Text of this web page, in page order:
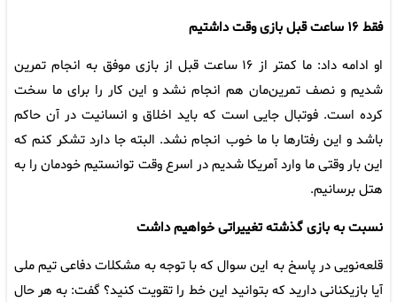
فقط ۱۶ ساعت قبل بازی وقت داشتیم
او ادامه داد: ما کمتر از ۱۶ ساعت قبل از بازی موفق به انجام تمرین
شدیم و نصف تمرین‌مان هم انجام نشد و این کار را برای ما سخت
کرده است. فوتبال جایی است که باید اخلاق و انسانیت در آن حاکم
باشد و این رفتارها با ما خوب انجام نشد. البته جا دارد تشکر کنم که
این بار وقتی ما وارد آمریکا شدیم در اسرع وقت توانستیم خودمان را به
هتل برسانیم.
نسبت به بازی گذشته تغییراتی خواهیم داشت
قلعه‌نویی در پاسخ به این سوال که با توجه به مشکلات دفاعی تیم ملی
آیا بازیکنانی دارید که بتوانید این خط را تقویت کنید؟ گفت: به هر حال